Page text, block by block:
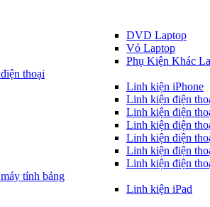
DVD Laptop
Vỏ Laptop
Phụ Kiện Khác
thoại
Linh kiện iPhone
Linh kiện điện
Linh kiện điện
Linh kiện điện
Linh kiện điện
Linh kiện điện
Linh kiện điện
tính bảng
Linh kiện iPad